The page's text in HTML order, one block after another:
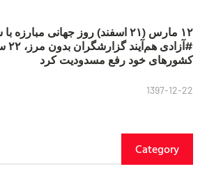
۱۲ مارس (۲۱ اسفند) روز جهانی
کشورهای خود رفع مسدودیت کرد
1397-12-22
Category